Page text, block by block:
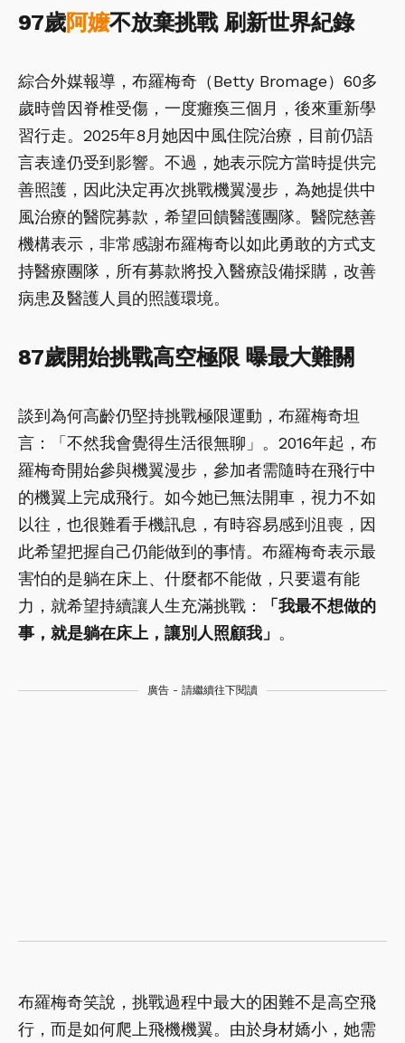
97歲阿嬤不放棄挑戰 刷新世界紀錄
綜合外媒報導，布羅梅奇（Betty Bromage）60多
歲時曾因脊椎受傷，一度癱瘓三個月，後來重新學
習行走。2025年8月她因中風住院治療，目前仍語
言表達仍受到影響。不過，她表示院方當時提供完
善照護，因此決定再次挑戰機翼漫步，為她提供中
風治療的醫院募款，希望回饋醫護團隊。醫院慈善
機構表示，非常感謝布羅梅奇以如此勇敢的方式支
持醫療團隊，所有募款將投入醫療設備採購，改善
病患及醫護人員的照護環境。
87歲開始挑戰高空極限 曝最大難關
談到為何高齡仍堅持挑戰極限運動，布羅梅奇坦
言：「不然我會覺得生活很無聊」。2016年起，布
羅梅奇開始參與機翼漫步，參加者需隨時在飛行中
的機翼上完成飛行。如今她已無法開車，視力不如
以往，也很難看手機訊息，有時容易感到沮喪，因
此希望把握自己仍能做到的事情。布羅梅奇表示最
害怕的是躺在床上、什麼都不能做，只要還有能
力，就希望持續讓人生充滿挑戰：
「我最不想做的
事，就是躺在床上，讓別人照顧我」 。
廣告 - 請繼續往下閱讀
布羅梅奇笑說，挑戰過程中最大的困難不是高空飛
行，而是如何爬上飛機機翼。由於身材嬌小，她需